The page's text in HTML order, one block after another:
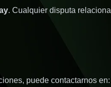
. Cualquier disputa
puede contactarnos en: